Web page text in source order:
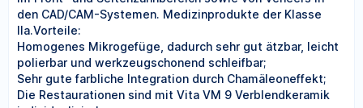
den CAD/CAM-Systemen. Medizinprodukte der Klasse
IIa.Vorteile:
Homogenes Mikrogefüge, dadurch sehr gut ätzbar, leicht
polierbar und werkzeugschonend schleifbar;
Sehr gute farbliche Integration durch Chamäleoneffekt;
Die Restaurationen sind mit Vita VM 9 Verblendkeramik